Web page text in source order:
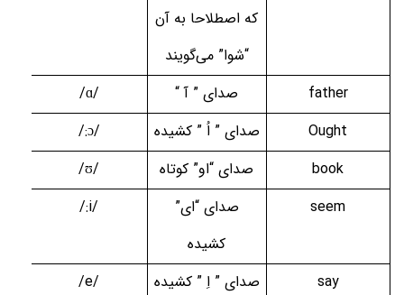
که اصطلاحا به آن
“شوا” می‌گویند
father صدای ” آ “
/ɑ/
Ought
صدای ” اُ ” کشیده
/:ɔ/
book
صدای “او” کوتاه
/ʊ/
seem
صدای “ای”
کشیده
/:i/
say صدای ” اِ ” کشیده
/e/